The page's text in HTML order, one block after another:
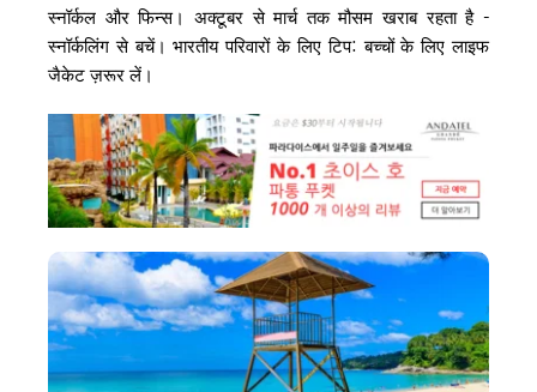
स्नॉर्कल और फिन्स। अक्टूबर से मार्च तक मौसम खराब रहता है -
स्नॉर्कलिंग से बचें। भारतीय परिवारों के लिए टिप: बच्चों के लिए लाइफ
जैकेट ज़रूर लें।